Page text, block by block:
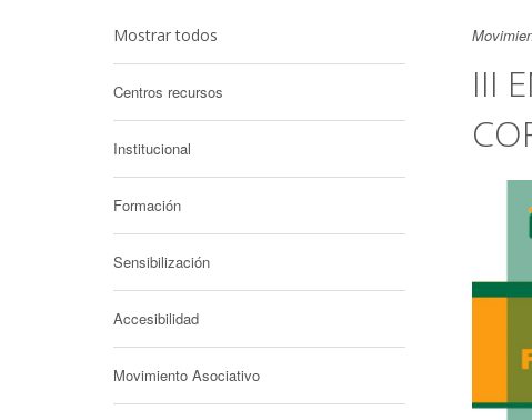
Mostrar todos
Centros recursos
Institucional
Formación
Sensibilización
Accesibilidad
Movimiento Asociativo
III